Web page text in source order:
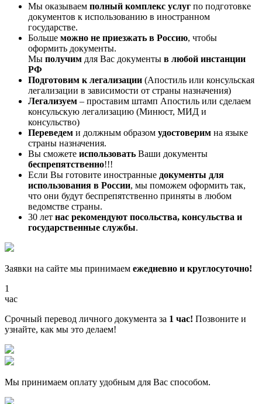
Мы оказываем полный комплекс услуг по подготовке
документов к использованию в иностранном
государстве.
Больше можно не приезжать в Россию, чтобы
оформить документы.
Мы получим для Вас документы в любой инстанции
РФ
Подготовим к легализации (Апостиль или консульская
легализации в зависимости от страны назначения)
Легализуем – проставим штамп Апостиль или сделаем
консульскую легализацию (Минюст, МИД и
консульство)
Переведем и должным образом удостоверим на языке
страны назначения.
Вы сможете использовать Ваши документы
беспрепятственно!!!
Если Вы готовите иностранные документы для
использования в России, мы поможем оформить так,
что они будут беспрепятственно приняты в любом
ведомстве страны.
30 лет нас рекомендуют посольства, консульства и
государственные службы.
Заявки на сайте мы принимаем ежедневно и круглосуточно!
1
час
Срочный перевод личного документа за 1 час! Позвоните и
узнайте, как мы это делаем!
Мы принимаем оплату удобным для Вас способом.